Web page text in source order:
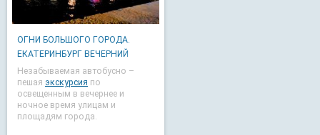
ОГНИ БОЛЬШОГО ГОРОДА.
ЕКАТЕРИНБУРГ ВЕЧЕРНИЙ
Незабываемая автобусно –
пешая экскурсия по
освещенным в вечернее и
ночное время улицам и
площадям города.